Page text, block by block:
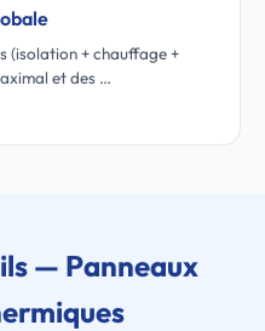
(isolation + chauffage +
et des …
— Panneaux